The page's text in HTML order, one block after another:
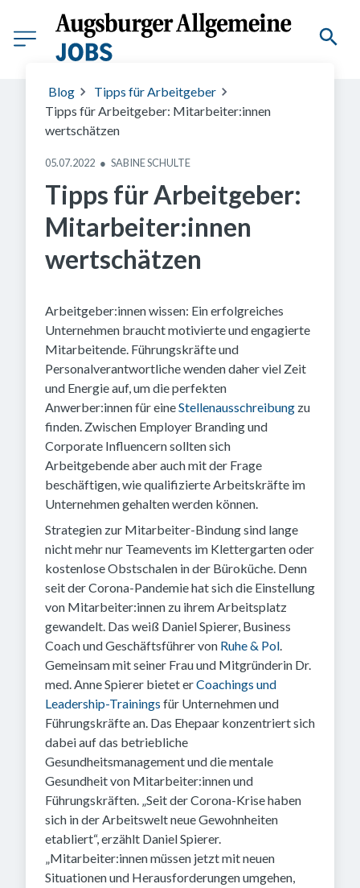
Blog
Tipps für Arbeitgeber
Tipps für Arbeitgeber: Mitarbeiter:innen
wertschätzen
05.07.2022 ● SABINE SCHULTE
Tipps für Arbeitgeber:
Mitarbeiter:innen
wertschätzen
Arbeitgeber:innen wissen: Ein erfolgreiches
Unternehmen braucht motivierte und engagierte
Mitarbeitende. Führungskräfte und
Personalverantwortliche wenden daher viel Zeit
und Energie auf, um die perfekten
Anwerber:innen für eineStellenausschreibung zu
finden. Zwischen Employer Branding und
Corporate Influencern sollten sich
Arbeitgebende aber auch mit der Frage
beschäftigen, wie qualifizierte Arbeitskräfte im
Unternehmen gehalten werden können.
Strategien zur Mitarbeiter-Bindung sind lange
nicht mehr nur Teamevents im Klettergarten oder
kostenlose Obstschalen in der Büroküche. Denn
seit der Corona-Pandemie hat sich die Einstellung
von Mitarbeiter:innen zu ihrem Arbeitsplatz
gewandelt. Das weiß Daniel Spierer, Business
Coach und Geschäftsführer von Ruhe & Pol.
Gemeinsam mit seiner Frau und Mitgründerin Dr.
med. Anne Spierer bietet erCoachings und
Leadership-Trainings für Unternehmen und
Führungskräfte an. Das Ehepaar konzentriert sich
dabei auf das betriebliche
Gesundheitsmanagement und die mentale
Gesundheit von Mitarbeiter:innen und
Führungskräften. „Seit der Corona-Krise haben
sich in der Arbeitswelt neue Gewohnheiten
etabliert“, erzählt Daniel Spierer.
„Mitarbeiter:innen müssen jetzt mit neuen
Situationen und Herausforderungen umgehen,